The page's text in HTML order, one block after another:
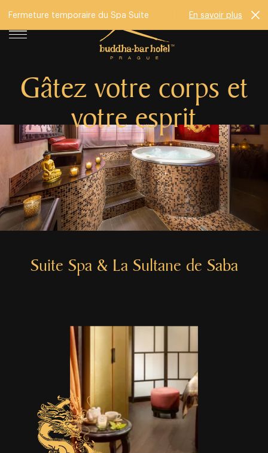
Gâtez votre corps et
votre esprit
Suite Spa & La Sultane de Saba
Fermeture temporaire du Spa Suite En savoir plus